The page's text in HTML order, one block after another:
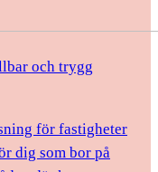
och trygg
för fastigheter
dig som bor på